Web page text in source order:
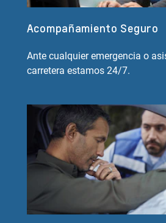
Acompañamiento Seguro
Ante cualquier emergencia o
carretera estamos 24/7.